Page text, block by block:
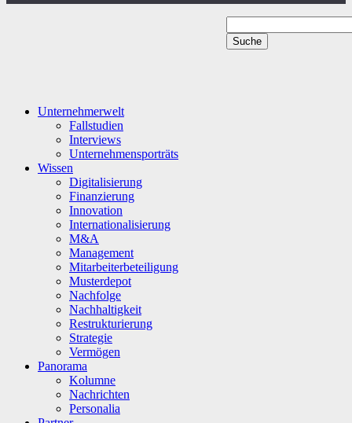
Unternehmerwelt
Fallstudien
Interviews
Unternehmensporträts
Wissen
Digitalisierung
Finanzierung
Innovation
Internationalisierung
M&A
Management
Mitarbeiterbeteiligung
Musterdepot
Nachfolge
Nachhaltigkeit
Restrukturierung
Strategie
Vermögen
Panorama
Kolumne
Nachrichten
Personalia